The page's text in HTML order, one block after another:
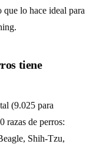
que lo hace ideal para
tiene
(9.025 para
razas de perros:
Shih-Tzu,